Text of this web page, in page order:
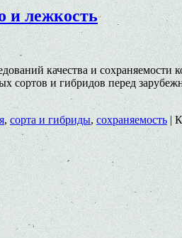
и лежкость
качества и сохраняемости
сортов и гибридов перед
, сорта и гибриды, сохраняемость |